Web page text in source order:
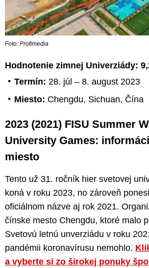
Foto: Profimedia
Hodnotenie zimnej Univerziády:
Termín: 28. júl – 8. august 2023
Miesto: Chengdu, Sichuan, Čína
2023 (2021) FISU Summer
University Games:
miesto
Tento už 31. ročník hier svetovej
koná v roku 2023, no zároveň
oficiálnom názve aj rok 2021.
čínske mesto Chengdu, ktoré malo
Svetovú letnú unverziádu v roku
pandémii koronavírusu nemohlo.
a vyberte si zo širokej ponuky